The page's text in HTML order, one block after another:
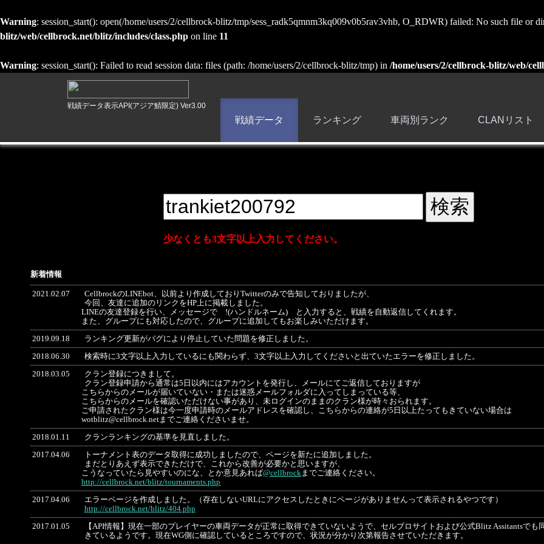
Warning: session_start(): open(/home/users/2/cellbrock-blitz/tmp/sess_radk5qmnm3kq009v0b5rav3vhb, O_RDWR) failed: No such file or
blitz/web/cellbrock.net/blitz/includes/class.php on line 11
Warning: session_start(): Failed to read session data: files (path: /home/users/2/cellbrock-blitz/tmp) in /home/users/2/cellbrock-blitz/web/
戦績データ表示API(アジア鯖限定) Ver3.00
戦績データ ランキング 車両別ランク CLANリスト
少なくとも3文字以上入力してください。
新着情報
2021.02.07
CellbrockのLINEbot、以前より作成しておりTwitterのみで告知しておりましたが、
今回、友達に追加のリンクをHP上に掲載しました。
LINEの友達登録を行い、メッセージで !(ハンドルネーム) と入力すると、戦績を自動返信してくれます。
また、グループにも対応したので、グループに追加してもお楽しみいただけます。
2019.09.18 ランキング更新がバグにより停止していた問題を修正しました。
2018.06.30 検索時に3文字以上入力しているにも関わらず、3文字以上入力してくださいと出ていたエラーを修正しました。
2018.03.05
クラン登録につきまして。
クラン登録申請から通常は5日以内にはアカウントを発行し、メールにてご返信しておりますが
こちらからのメールが届いていない・または迷惑メールフォルダに入ってしまっている等、
こちらからのメールを確認いただけない事があり、未ログインのままのクラン様が時々おられます。
ご申請されたクラン様は今一度申請時のメールアドレスを確認し、こちらからの連絡が5日以上たってもきていない場合は
wotblitz@cellbrock.netまでご連絡くださいませ。
2018.01.11 クランランキングの基準を見直しました。
2017.04.06
トーナメント表のデータ取得に成功しましたので、ページを新たに追加しました。
まだとりあえず表示できただけで、これから改善が必要かと思いますが、
こうなっていたら見やすいのにな、とか意見あれば@cellbrockまでご連絡ください。
http://cellbrock.net/blitz/tournaments.php
2017.04.06
エラーページを作成しました。（存在しないURLにアクセスしたときにページがありませんって表示されるやつです）
http://cellbrock.net/blitz/404.php
2017.01.05
【API情報】現在一部のプレイヤーの車両データが正常に取得できていないようで、セルブロサイトおよび公式Blitz Assitantsでも
きているようです。現在WG側に確認しているところですので、状況が分かり次第報告させていただきます。